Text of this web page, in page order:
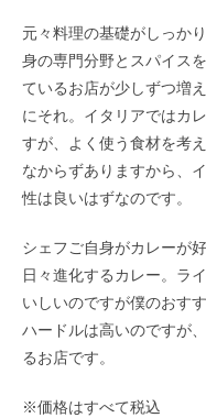
元々料理の基礎がしっか
身の専門分野とスパイス
ているお店が少しずつ増
にそれ。イタリアではカ
すが、よく使う食材を考
なからずありますから、
性は良いはずなのです。
シェフご自身がカレーが
日々進化するカレー。ラ
いしいのですが僕のおす
ハードルは高いのですが
るお店です。
※価格はすべて税込